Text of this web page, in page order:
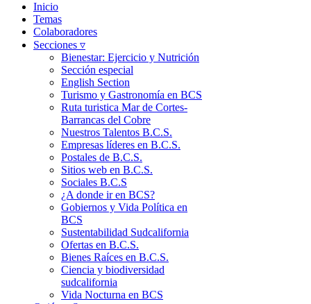
Inicio
Temas
Colaboradores
Secciones ▿
Bienestar: Ejercicio y Nutrición
Sección especial
English Section
Turismo y Gastronomía en BCS
Ruta turistica Mar de Cortes-
Barrancas del Cobre
Nuestros Talentos B.C.S.
Empresas líderes en B.C.S.
Postales de B.C.S.
Sitios web en B.C.S.
Sociales B.C.S
¿A donde ir en BCS?
Gobiernos y Vida Política en
BCS
Sustentabilidad Sudcalifornia
Ofertas en B.C.S.
Bienes Raíces en B.C.S.
Ciencia y biodiversidad
sudcalifornia
Vida Nocturna en BCS